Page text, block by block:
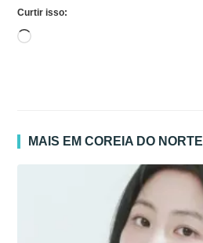
Curtir isso:
Carregando...
MAIS EM COREIA DO NORTE